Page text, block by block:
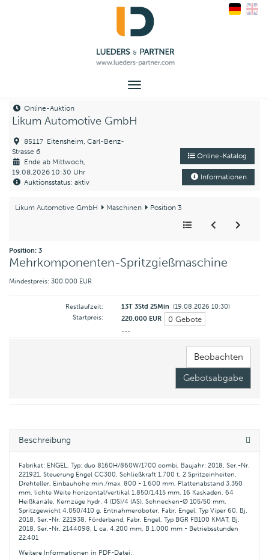
Toggle
Online-Auktion
Likum Automotive GmbH
85117 Eitensheim, Carl-Benz-
Strasse 6
Ende ab Mittwoch,
19.08.2026 10:30 Uhr
Auktionsstatus: aktiv
Online-Katalog
Informationen
Likum Automotive GmbH Maschinen Position 3
Position: 3
Mehrkomponenten-Spritzgießmaschine
Mindestpreis: 300.000 EUR
Restlaufzeit: 13T 3Std 25Min (19.08.2026 10:30)
Startpreis:
220.000 EUR 0Gebote
---
Beobachten
Gebotsabgabe
Beschreibung
Fabrikat: ENGEL, Typ: duo 8160H/860W/1700 combi, Baujahr: 2018, Ser.-Nr.
221921, Steuerung Engel CC300, Schließkraft 1.700 t, 2 Spritzeinheiten,
Drehteller, Einbauhöhe min./max. 800 - 1.600 mm, Plattenabstand 3.350
mm, lichte Weite horizontal/vertikal 1.850/1.415 mm, 16 Kaskaden, 64
Heißkanäle, Kernzüge hydr. 4 (DS)/4 (AS), Schnecken-Ø 105/50 mm,
Spritzgewicht 4.050/410 g, Entnahmeroboter, Fabr. Engel, Typ Viper 60, Bj.
2018, Ser.-Nr. 221938, Förderband, Fabr. Engel, Typ BGR FB100 KMAT, Bj.
2018, Ser.-Nr. 2144098, L ca. 4.200 mm, B 1.000 mm - Betriebsstunden
22.401
Weitere Informationen in PDF-Datei: